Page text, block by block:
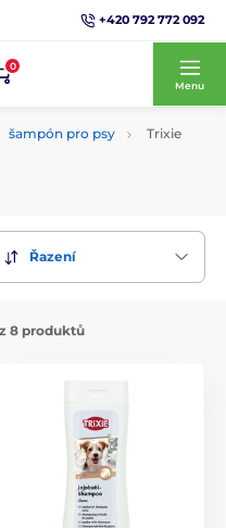
+420 792 772 092
0
Menu
šampón pro psy Trixie
Řazení
8 produktů